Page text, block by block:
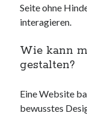
Seite ohne
interagieren.
Wie kann
gestalten?
Eine Website
bewusstes